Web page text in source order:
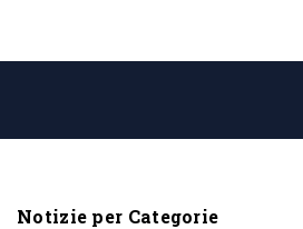
Notizie per Categorie